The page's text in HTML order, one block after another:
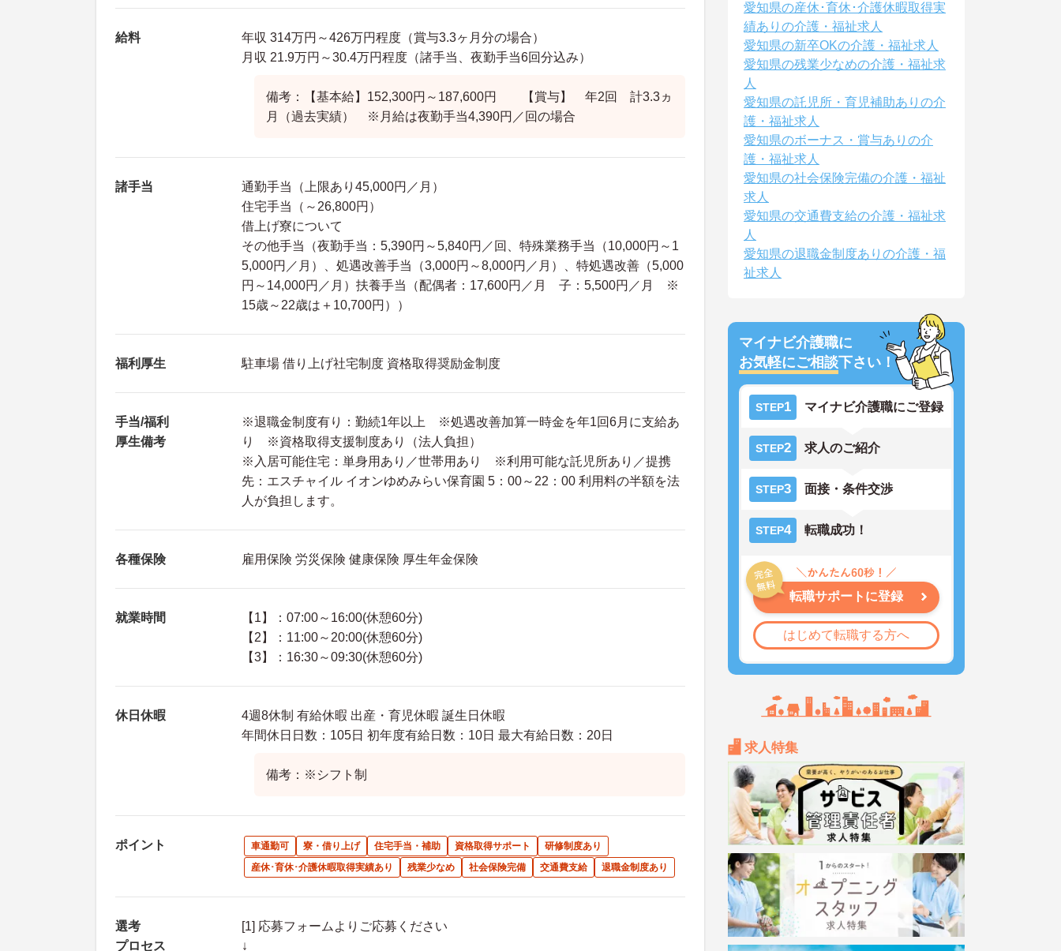
給料
年収 314万円～426万円程度（賞与3.3ヶ月分の場合）
月収 21.9万円～30.4万円程度（諸手当、夜勤手当6回分込み）
備考：【基本給】152,300円～187,600円 【賞与】 年2回 計3.3ヵ
月（過去実績） ※月給は夜勤手当4,390円／回の場合
諸手当
通勤手当（上限あり45,000円／月）
住宅手当（～26,800円）
借上げ寮について
その他手当（夜勤手当：5,390円～5,840円／回、特殊業務手当（10,000円～1
5,000円／月）、処遇改善手当（3,000円～8,000円／月）、特処遇改善（5,000
円～14,000円／月）扶養手当（配偶者：17,600円／月 子：5,500円／月 ※
15歳～22歳は＋10,700円））
福利厚生 駐車場 借り上げ社宅制度 資格取得奨励金制度
手当/福利
厚生備考
※退職金制度有り：勤続1年以上 ※処遇改善加算一時金を年1回6月に支給あ
り ※資格取得支援制度あり（法人負担）
※入居可能住宅：単身用あり／世帯用あり ※利用可能な託児所あり／提携
先：エスチャイル イオンゆめみらい保育園 5：00～22：00 利用料の半額を法
人が負担します。
各種保険 雇用保険 労災保険 健康保険 厚生年金保険
就業時間
【1】：07:00～16:00(休憩60分)
【2】：11:00～20:00(休憩60分)
【3】：16:30～09:30(休憩60分)
休日休暇
4週8休制 有給休暇 出産・育児休暇 誕生日休暇
年間休日日数：105日 初年度有給日数：10日 最大有給日数：20日
備考：※シフト制
ポイント 車通勤可 寮・借り上げ 住宅手当・補助 資格取得サポート
研修制度あり
産休･育休･介護休暇取得実績あり
残業少なめ 社会保険完備 交通費支給 退職金制度あり
選考
プロセス
[1] 応募フォームよりご応募ください
↓
愛知県の産休･育休･介護休暇取得実
績ありの介護・福祉求人
愛知県の新卒OKの介護・福祉求人
愛知県の残業少なめの介護・福祉求
人
愛知県の託児所・育児補助ありの介
護・福祉求人
愛知県のボーナス・賞与ありの介
護・福祉求人
愛知県の社会保険完備の介護・福祉
求人
愛知県の交通費支給の介護・福祉求
人
愛知県の退職金制度ありの介護・福
祉求人
マイナビ介護職に
お気軽にご相談下さい！
STEP1 マイナビ介護職にご登録
STEP2 求人のご紹介
STEP3 面接・条件交渉
STEP4 転職成功！
転職サポートに登録
はじめて転職する方へ
求人特集